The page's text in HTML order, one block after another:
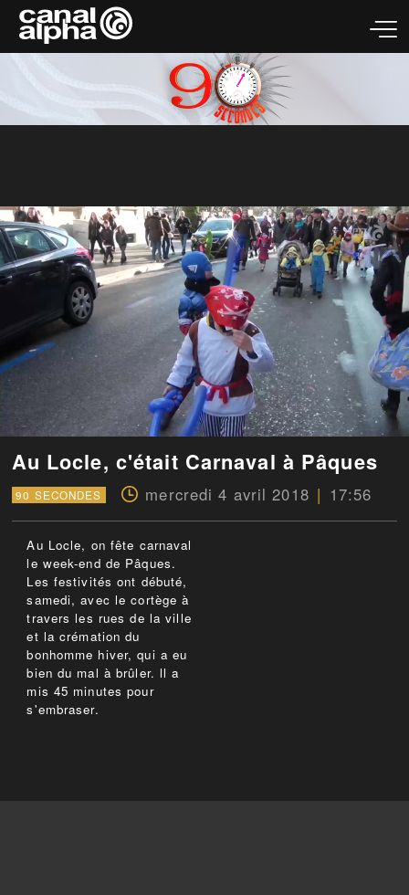
Au Locle, c'était Carnaval à Pâques
90 SECONDES mercredi 4 avril 2018 17:56
Au Locle, on fête carnaval
le week-end de Pâques.
Les festivités ont débuté,
samedi, avec le cortège à
travers les rues de la ville
et la crémation du
bonhomme hiver, qui a eu
bien du mal à brûler. ll a
mis 45 minutes pour
s'embraser.